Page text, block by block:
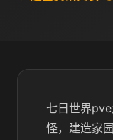
七日世界
怪，建造家